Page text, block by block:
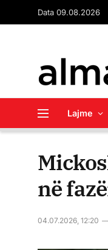
Data 09.08.2026
Lajme
në
04.07.2026, 12:20